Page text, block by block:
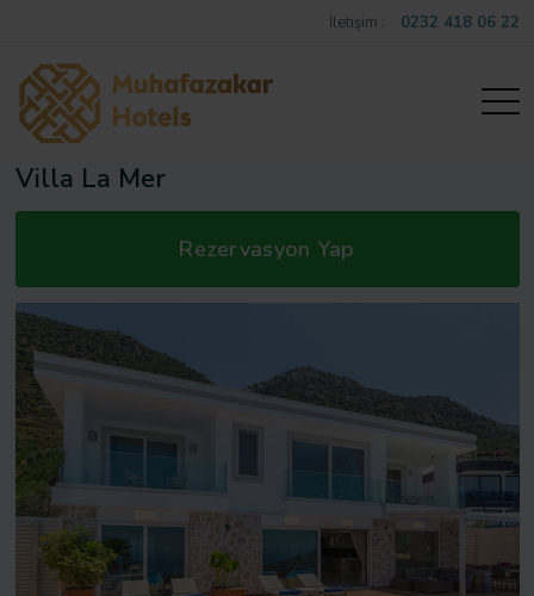
İletişim : 0232 418 06 22
Villa La Mer
Rezervasyon Yap